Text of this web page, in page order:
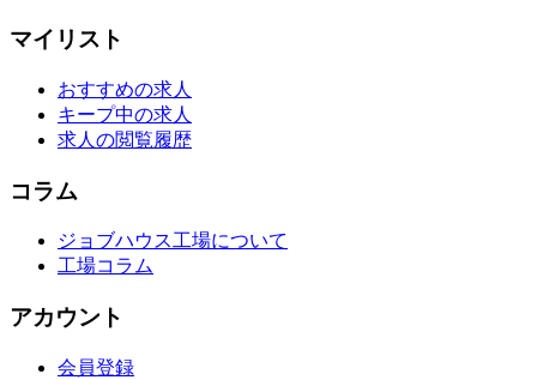
マイリスト
おすすめの求人
キープ中の求人
求人の閲覧履歴
コラム
ジョブハウス工場について
工場コラム
アカウント
会員登録